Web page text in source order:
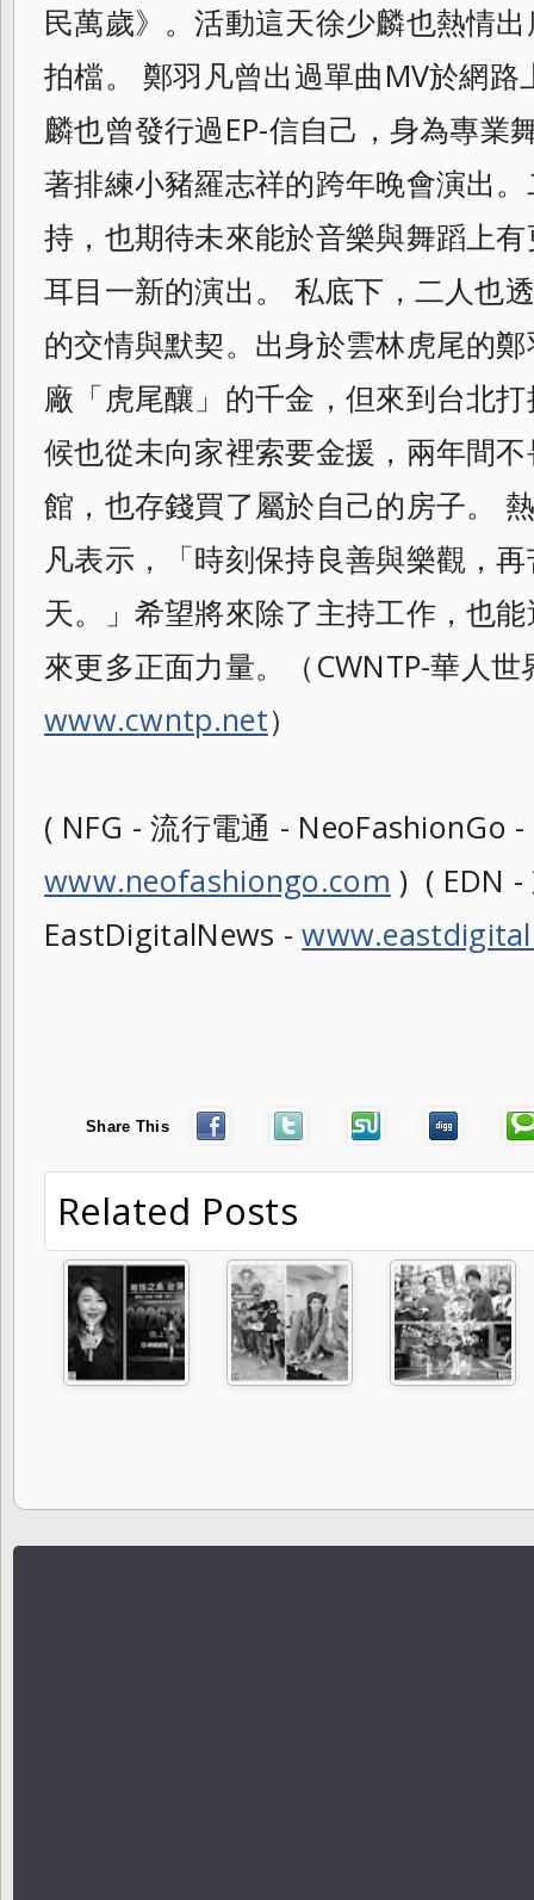
民萬歲》。活動這天徐少麟也熱情
拍檔。 鄭羽凡曾出過單曲MV於網路
麟也曾發行過EP-信自己，身為專業
著排練小豬羅志祥的跨年晚會演出。
持， 也期待未來能於音樂與舞蹈上
耳目一新的演出。 私底下，二人也
的交情與默契。 出身於雲林虎尾的
廠「虎尾釀」的千金， 但來到台北
候也從未向家裡索要金援， 兩年間
館，也存錢買了屬於自己的房子。
凡表示，「時刻保持良善與樂觀，
天。」希望將來除了主持工作，也
來更多正面力量。（CWNTP-華人世
www.cwntp.net）
( NFG - 流行電通 - NeoFashionGo -
www.neofashiongo.com ) ( EDN -
EastDigitalNews -
Share This
Related Posts